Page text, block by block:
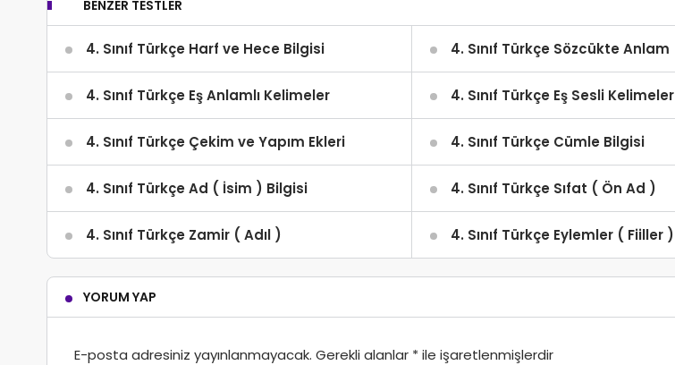
BENZER TESTLER
4. Sınıf Türkçe Harf ve Hece Bilgisi 4. Sınıf Türkçe Sözcükte Anlam
4. Sınıf Türkçe Eş Anlamlı Kelimeler 4. Sınıf Türkçe Eş Sesli Kelimeler
4. Sınıf Türkçe Çekim ve Yapım Ekleri 4. Sınıf Türkçe Cümle Bilgisi
4. Sınıf Türkçe Ad ( İsim ) Bilgisi 4. Sınıf Türkçe Sıfat ( Ön Ad )
4. Sınıf Türkçe Zamir ( Adıl ) 4. Sınıf Türkçe Eylemler ( Fiiller )
YORUM YAP
E-posta adresiniz yayınlanmayacak. Gerekli alanlar *ile işaretlenmişlerdir